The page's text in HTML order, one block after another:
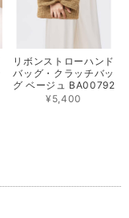
リボンストローハンド
バッグ・クラッチバッ
グ ベージュ BA00792
¥5,400